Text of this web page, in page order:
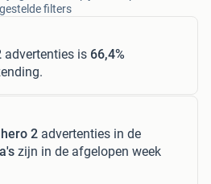
filters
advertenties is 66,4%
2 advertenties in de
zijn in de afgelopen week